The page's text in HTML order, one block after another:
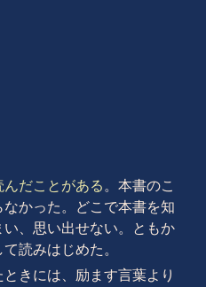
んだことがある 。本書のこ
かった。どこで本書を知
、思い出せない。ともか
読みはじめた。
きには、励ます言葉より